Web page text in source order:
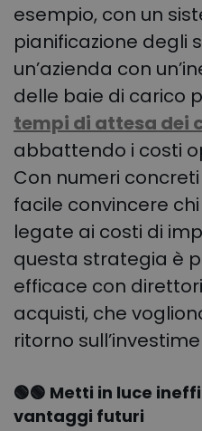
esempio, con un
pianificazione degli
un’azienda con
delle baie di carico
tempi di attesa dei
abbattendo i costi
Con numeri
facile convincere
legate ai costi di
questa strategia è
efficace con
acquisti, che
ritorno
🟢🟢 Metti in luce
vantaggi futuri